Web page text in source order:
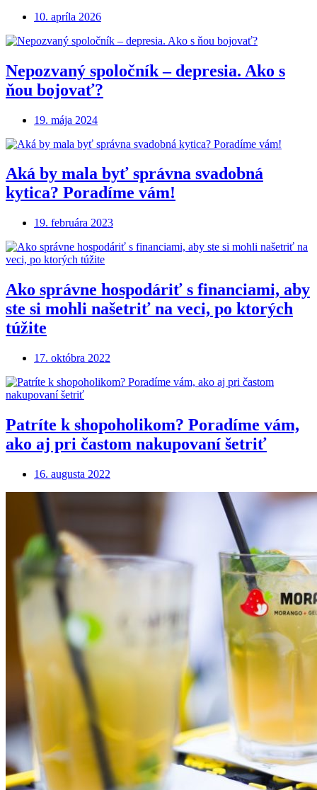
10. apríla 2026
Nepozvaný spoločník – depresia. Ako s
ňou bojovať?
19. mája 2024
Aká by mala byť správna svadobná
kytica? Poradíme vám!
19. februára 2023
Ako správne hospodáriť s financiami, aby
ste si mohli našetriť na veci, po ktorých
túžite
17. októbra 2022
Patríte k shopoholikom? Poradíme vám,
ako aj pri častom nakupovaní šetriť
16. augusta 2022